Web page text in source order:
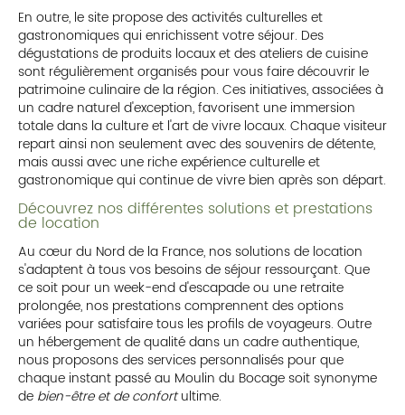
En outre, le site propose des activités culturelles et
gastronomiques qui enrichissent votre séjour. Des
dégustations de produits locaux et des ateliers de cuisine
sont régulièrement organisés pour vous faire découvrir le
patrimoine culinaire de la région. Ces initiatives, associées à
un cadre naturel d'exception, favorisent une immersion
totale dans la culture et l'art de vivre locaux. Chaque visiteur
repart ainsi non seulement avec des souvenirs de détente,
mais aussi avec une riche expérience culturelle et
gastronomique qui continue de vivre bien après son départ.
Découvrez nos différentes solutions et prestations
de location
Au cœur du Nord de la France, nos solutions de location
s'adaptent à tous vos besoins de séjour ressourçant. Que
ce soit pour un week-end d'escapade ou une retraite
prolongée, nos prestations comprennent des options
variées pour satisfaire tous les profils de voyageurs. Outre
un hébergement de qualité dans un cadre authentique,
nous proposons des services personnalisés pour que
chaque instant passé au Moulin du Bocage soit synonyme
de bien-être et de confortultime.